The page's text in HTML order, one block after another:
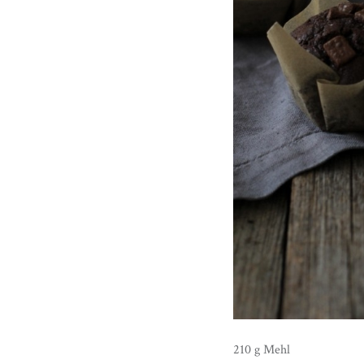
210 g Mehl